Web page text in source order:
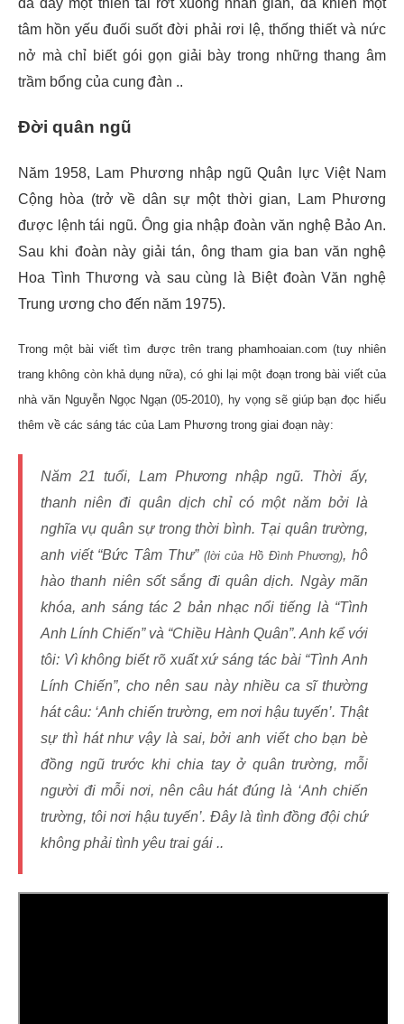
đã đày một thiên tài rớt xuống nhân gian, đã khiến một
tâm hồn yếu đuối suốt đời phải rơi lệ, thống thiết và nức
nở mà chỉ biết gói gọn giải bày trong những thang âm
trầm bổng của cung đàn ..
Đời quân ngũ
Năm 1958, Lam Phương nhập ngũ Quân lực Việt Nam
Cộng hòa (trở về dân sự một thời gian, Lam Phương
được lệnh tái ngũ. Ông gia nhập đoàn văn nghệ Bảo An.
Sau khi đoàn này giải tán, ông tham gia ban văn nghệ
Hoa Tình Thương và sau cùng là Biệt đoàn Văn nghệ
Trung ương cho đến năm 1975).
Trong một bài viết tìm được trên trang phamhoaian.com (tuy nhiên
trang không còn khả dụng nữa), có ghi lại một đoạn trong bài viết của
nhà văn Nguyễn Ngọc Ngạn (05-2010), hy vọng sẽ giúp bạn đọc hiểu
thêm về các sáng tác của Lam Phương trong giai đoạn này:
Năm 21 tuổi, Lam Phương nhập ngũ. Thời ấy,
thanh niên đi quân dịch chỉ có một năm bởi là
nghĩa vụ quân sự trong thời bình. Tại quân trường,
anh viết “Bức Tâm Thư” (lời của Hồ Đình Phương), hô
hào thanh niên sốt sắng đi quân dịch. Ngày mãn
khóa, anh sáng tác 2 bản nhạc nổi tiếng là “Tình
Anh Lính Chiến”và “Chiều Hành Quân”. Anh kể với
tôi: Vì không biết rõ xuất xứ sáng tác bài “Tình Anh
Lính Chiến”, cho nên sau này nhiều ca sĩ thường
hát câu: ‘Anh chiến trường, em nơi hậu tuyến’. Thật
sự thì hát như vậy là sai, bởi anh viết cho bạn bè
đồng ngũ trước khi chia tay ở quân trường, mỗi
người đi mỗi nơi, nên câu hát đúng là ‘Anh chiến
trường, tôi nơi hậu tuyến’. Đây là tình đồng đội chứ
không phải tình yêu trai gái ..